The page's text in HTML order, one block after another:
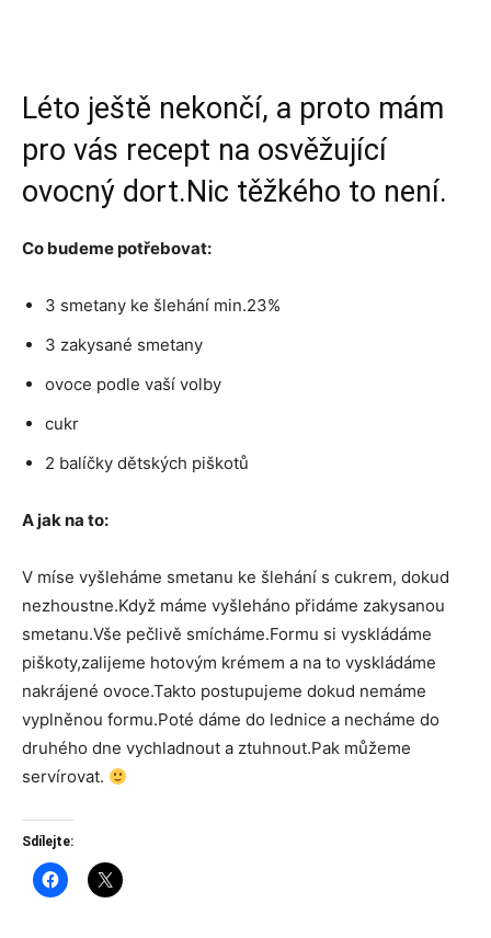
Léto ještě nekončí, a proto mám
pro vás recept na osvěžující
ovocný dort.Nic těžkého to není.
Co budeme potřebovat:
3 smetany ke šlehání min.23%
3 zakysané smetany
ovoce podle vaší volby
cukr
2 balíčky dětských piškotů
A jak na to:
V míse vyšleháme smetanu ke šlehání s cukrem, dokud
nezhoustne.Když máme vyšleháno přidáme zakysanou
smetanu.Vše pečlivě smícháme.Formu si vyskládáme
piškoty,zalijeme hotovým krémem a na to vyskládáme
nakrájené ovoce.Takto postupujeme dokud nemáme
vyplněnou formu.Poté dáme do lednice a necháme do
druhého dne vychladnout a ztuhnout.Pak můžeme
servírovat.
Sdílejte: